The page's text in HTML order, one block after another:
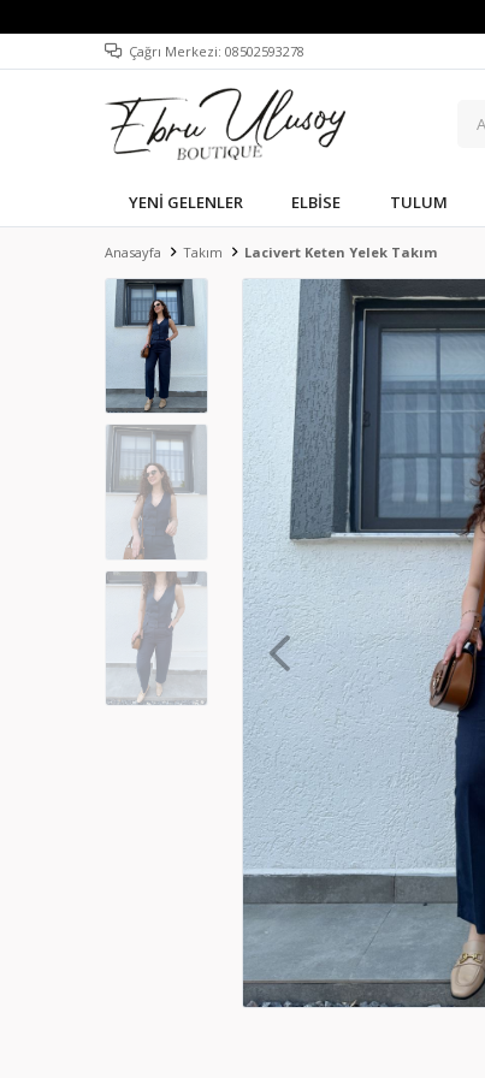
Çağrı Merkezi: 08502593278
YENI GELENLER ELBISE TULUM
Anasayfa Takım Lacivert Keten Yelek Takım